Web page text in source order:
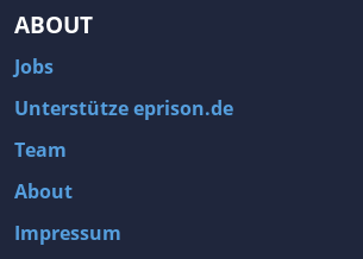
ABOUT
Jobs
Unterstütze eprison.de
Team
About
Impressum